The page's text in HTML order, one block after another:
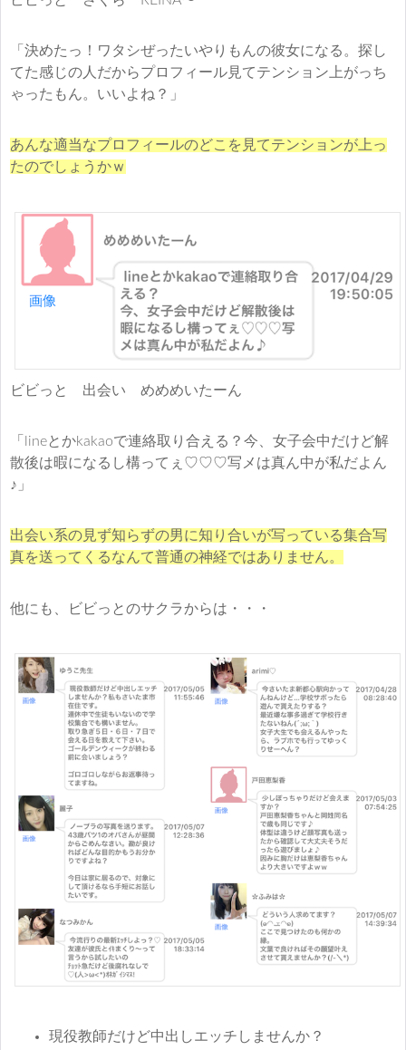
「決めたっ！ワタシぜったいやりもんの彼女になる。探し
てた感じの人だからプロフィール見てテンション上がっち
ゃったもん。いいよね？」
あんな適当なプロフィールのどこを見てテンションが上っ
たのでしょうかｗ
ビビっと 出会い めめめいたーん
「lineとかkakaoで連絡取り合える？今、女子会中だけど解
散後は暇になるし構ってぇ♡♡♡写メは真ん中が私だよん
♪」
出会い系の見ず知らずの男に知り合いが写っている集合写
真を送ってくるなんて普通の神経ではありません。
他にも、ビビっとのサクラからは・・・
現役教師だけど中出しエッチしませんか？